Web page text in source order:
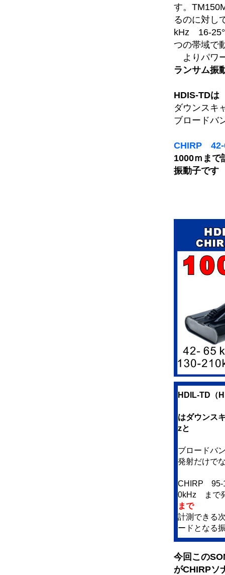
す。
るのに対し
kHz 16-25°
つの帯域で
よりパワ
ランサム振
HDIS-TDは
ダウンスキ
ブロードバ
CHIRP
1000ｍま
振動子です
HDIL-TD（
はダウンス
zと
ブロードバ
発射だけで
CHIRP 95-
0kHz まで
まで
計測できる
ードとなる
今回この
がCHIRPソ